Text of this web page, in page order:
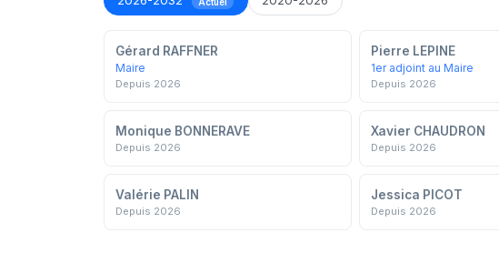
Gérard RAFFNER
Maire
Depuis 2026
Pierre LEPINE
1er adjoint au Maire
Depuis 2026
Monique BONNERAVE
Depuis 2026
Xavier CHAUDRON
Depuis 2026
Valérie PALIN
Depuis 2026
Jessica PICOT
Depuis 2026